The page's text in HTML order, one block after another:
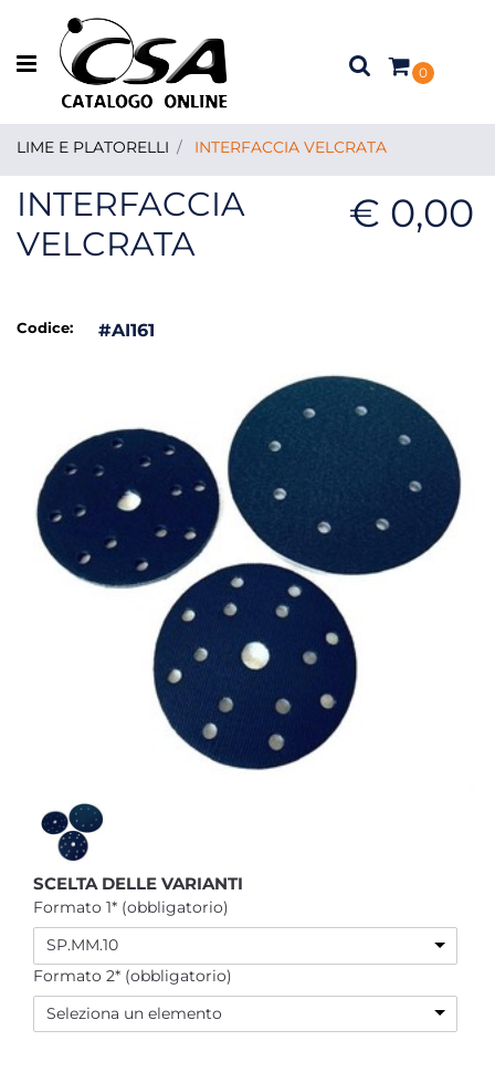
Open menu
0
LIME E PLATORELLI INTERFACCIA VELCRATA
INTERFACCIA
VELCRATA
€ 0,00
Codice: #AI161
SCELTA DELLE VARIANTI
Formato 1* (obbligatorio)
SP.MM.10
Formato 2* (obbligatorio)
Seleziona un elemento